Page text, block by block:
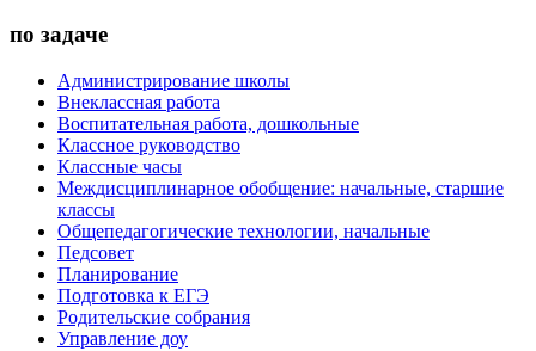
по задаче
Администрирование школы
Внеклассная работа
Воспитательная работа, дошкольные
Классное руководство
Классные часы
Междисциплинарное обобщение: начальные, старшие
классы
Общепедагогические технологии, начальные
Педсовет
Планирование
Подготовка к ЕГЭ
Родительские собрания
Управление доу